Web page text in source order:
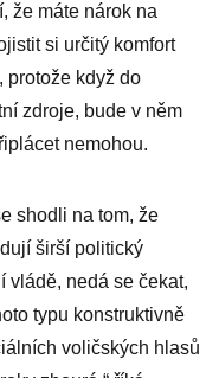
že máte nárok na
si určitý komfort
protože když do
zdroje, bude v něm
nemohou.
shodli na tom, že
širší politický
vládě, nedá se čekat,
typu konstruktivně
voličských hlasů